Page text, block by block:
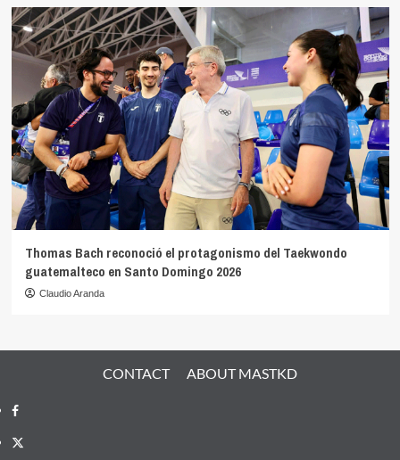
Thomas Bach reconoció el protagonismo del Taekwondo
guatemalteco en Santo Domingo 2026
Claudio Aranda
CONTACT ABOUT MASTKD
Facebook
X